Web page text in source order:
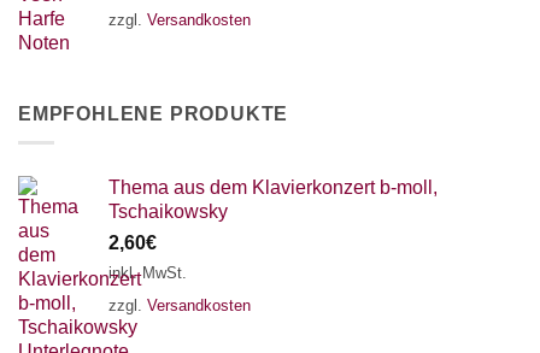
zzgl. Versandkosten
EMPFOHLENE PRODUKTE
Thema aus dem Klavierkonzert b-moll,
Tschaikowsky
2,60€
inkl. MwSt.
zzgl. Versandkosten